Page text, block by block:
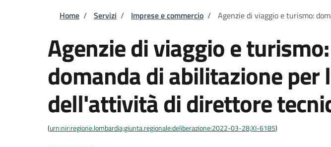
Briciole di pane
Home / Servizi / Imprese e commercio / Agenzie di viaggio e turismo:
Agenzie di viaggio e turismo:
domanda di abilitazione per
dell'attività di direttore
(urn:nir:regione.lombardia;giunta.regionale:deliberazione:2022-03-28;XI-6185)